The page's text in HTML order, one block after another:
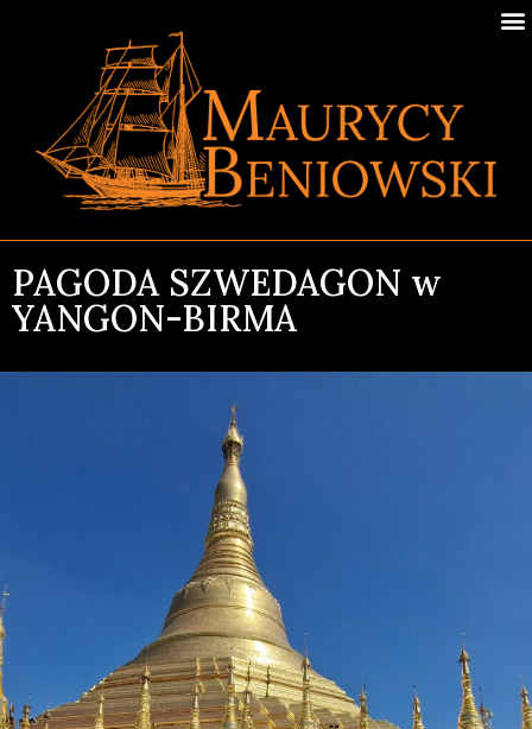
PAGODA SZWEDAGON w
YANGON-BIRMA